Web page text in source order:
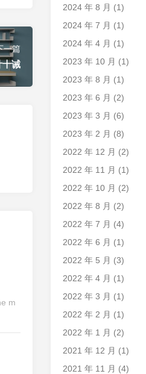
一篇
十诫
m
2024 年 8 月 (1)
2024 年 7 月 (1)
2024 年 4 月 (1)
2023 年 10 月 (1)
2023 年 8 月 (1)
2023 年 6 月 (2)
2023 年 3 月 (6)
2023 年 2 月 (8)
2022 年 12 月 (2)
2022 年 11 月 (1)
2022 年 10 月 (2)
2022 年 8 月 (2)
2022 年 7 月 (4)
2022 年 6 月 (1)
2022 年 5 月 (3)
2022 年 4 月 (1)
2022 年 3 月 (1)
2022 年 2 月 (1)
2022 年 1 月 (2)
2021 年 12 月 (1)
2021 年 11 月 (4)